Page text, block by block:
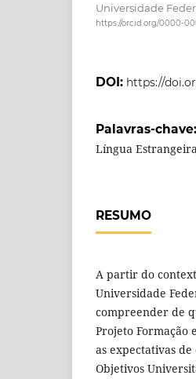
Universidade
https://orcid.org/0000-
DOI: https://
Palavras-chave:
Língua
RESUMO
A partir do
Universidade
compreender de
Projeto Formação
as expectativas
Objetivos